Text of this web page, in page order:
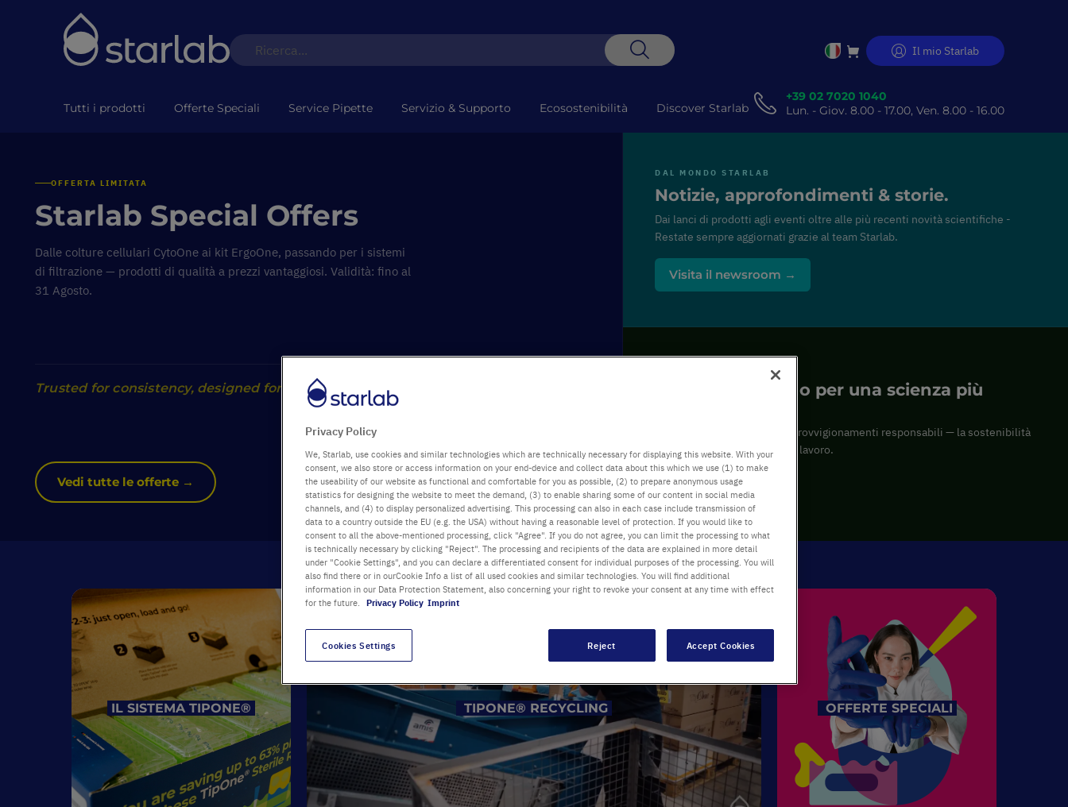
Salta
Il mio Starlab
Tutti i prodotti Offerte Speciali Service Pipette Servizio & Supporto Ecosostenibilità Discover Starlab
+39 02 7020 1040
Lun. - Giov. 8.00 - 17.00, Ven. 8.00 - 16.00
OFFERTA LIMITATA
Starlab Special Offers
Dalle colture cellulari CytoOne ai kit ErgoOne, passando per i sistemi
di filtrazione — prodotti di qualità a prezzi vantaggiosi. Validità: fino al
31 Agosto.
Trusted for consistency, designed for growth. You are passionate for science.
Vedi tutte le offerte →
DAL MONDO STARLAB
Notizie, approfondimenti & storie.
Dai lanci di prodotti agli eventi oltre alle più recenti novità scientifiche -
Restate sempre aggiornati grazie al team Starlab.
Visita il newsroom →
Il nostro impegno per una scienza più
Dai materiali riciclati agli approvvigionamenti responsabili — la sostenibilità
è parte integrante del nostro lavoro.
Scopri di più →
IL SISTEMA TIPONE® TIPONE® RECYCLING OFFERTE SPECIALI
Privacy Policy
We, Starlab, use cookies and similar technologies which are technically necessary for displaying this website. With your
consent, we also store or access information on your end-device and collect data about this which we use (1) to make
the useability of our website as functional and comfortable for you as possible, (2) to prepare anonymous usage
statistics for designing the website to meet the demand, (3) to enable sharing some of our content in social media
channels, and (4) to display personalized advertising. This processing can also in each case include transmission of
data to a country outside the EU (e.g. the USA) without having a reasonable level of protection. If you would like to
consent to all the above-mentioned processing, click "Agree". If you do not agree, you can limit the processing to what
is technically necessary by clicking "Reject". The processing and recipients of the data are explained in more detail
under "Cookie Settings", and you can declare a differentiated consent for individual purposes of the processing. You will
also find there or in ourCookie Info a list of all used cookies and similar technologies. You will find additional
information in our Data Protection Statement, also concerning your right to revoke your consent at any time with effect
for the future. Privacy Policy Imprint
Cookies Settings Reject Accept Cookies